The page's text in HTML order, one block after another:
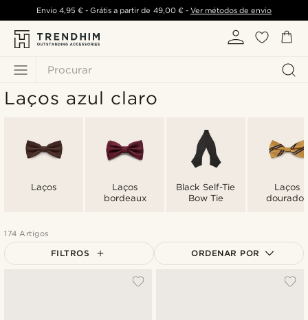
Procurar
Envio 4,95 €- Grátis a partir de 49,00 €- Ver métodos de envio
Laços azul claro
Laços
Laços
bordeaux
Black Self-Tie
Bow Tie
Laços
dourados
174 Artigos
FILTROS ORDENAR POR